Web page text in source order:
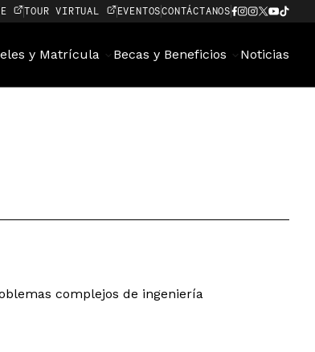
TOUR VIRTUAL EVENTOSCONTÁCTANOS
y Matrícula Becas y Beneficios Noticias
complejos de ingeniería